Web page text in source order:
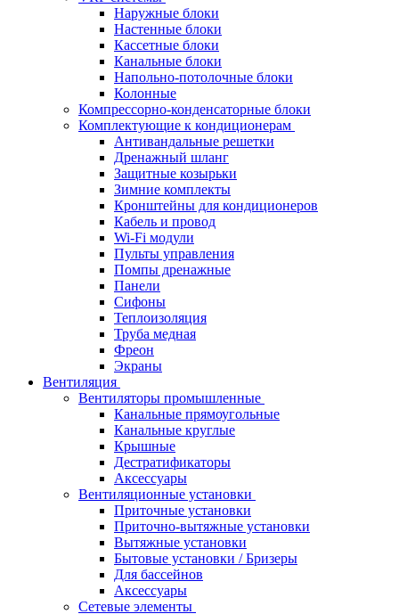
Наружные блоки
Настенные блоки
Кассетные блоки
Канальные блоки
Напольно-потолочные блоки
Колонные
Компрессорно-конденсаторные блоки
Комплектующие к кондиционерам
Антивандальные решетки
Дренажный шланг
Защитные козырьки
Зимние комплекты
Кронштейны для кондиционеров
Кабель и провод
Wi-Fi модули
Пульты управления
Помпы дренажные
Панели
Сифоны
Теплоизоляция
Труба медная
Фреон
Экраны
Вентиляция
Вентиляторы промышленные
Канальные прямоугольные
Канальные круглые
Крышные
Дестратификаторы
Аксессуары
Вентиляционные установки
Приточные установки
Приточно-вытяжные установки
Вытяжные установки
Бытовые установки / Бризеры
Для бассейнов
Аксессуары
Сетевые элементы